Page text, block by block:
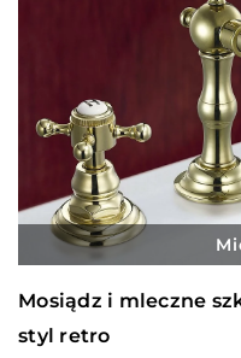
Mosiądz i mleczne
styl retro